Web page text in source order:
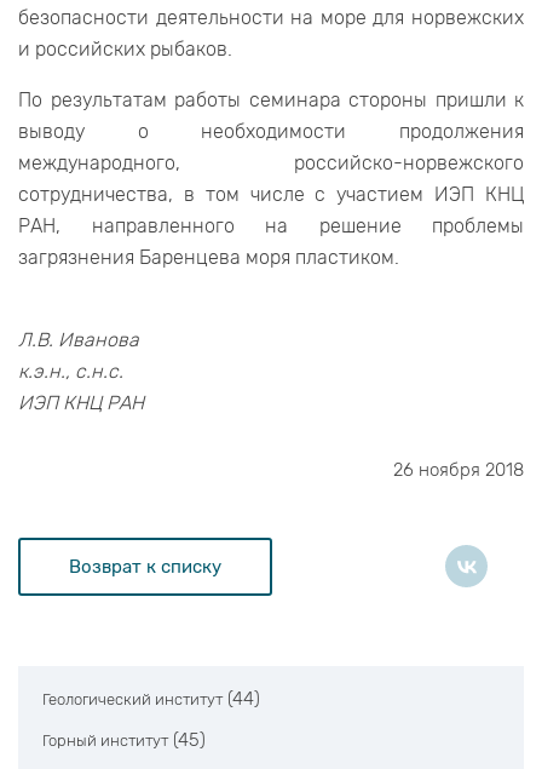
безопасности деятельности на море для норвежских
и российских рыбаков.
По результатам работы семинара стороны пришли к
выводу о необходимости продолжения
международного, российско-норвежского
сотрудничества, в том числе с участием ИЭП КНЦ
РАН, направленного на решение проблемы
загрязнения Баренцева моря пластиком.
Л.В. Иванова
к.э.н., с.н.с.
ИЭП КНЦ РАН
26 ноября 2018
Возврат к списку
Геологический институт (44)
Горный институт (45)